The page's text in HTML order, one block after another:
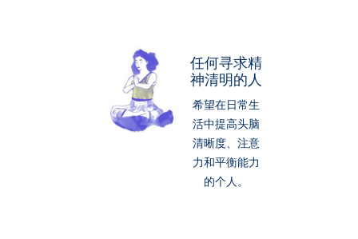
任何寻求精
神清明的人
希望在日常生
活中提高头脑
清晰度、注意
力和平衡能力
的个人。